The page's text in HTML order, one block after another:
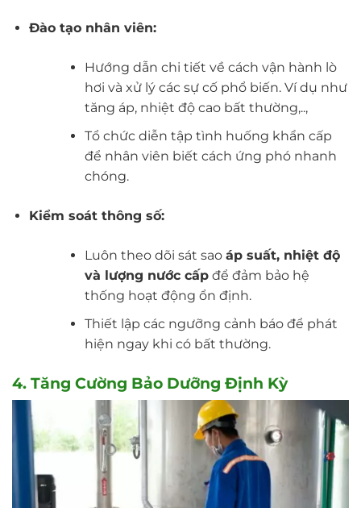
Đào tạo nhân viên:
Hướng dẫn chi tiết về cách vận hành lò
hơi và xử lý các sự cố phổ biến. Ví dụ như
tăng áp, nhiệt độ cao bất thường,..,
Tổ chức diễn tập tình huống khẩn cấp
để nhân viên biết cách ứng phó nhanh
chóng.
Kiểm soát thông số:
Luôn theo dõi sát sao áp suất, nhiệt độ
và lượng nước cấpđể đảm bảo hệ
thống hoạt động ổn định.
Thiết lập các ngưỡng cảnh báo để phát
hiện ngay khi có bất thường.
4. Tăng Cường Bảo Dưỡng Định Kỳ